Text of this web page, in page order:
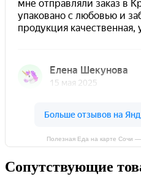
Полезная Еда на карте Сочи
Сопутствующие